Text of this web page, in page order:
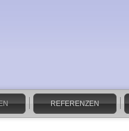
REFERENZEN